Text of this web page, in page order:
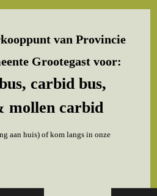
van Provincie
Grootegast voor:
carbid bus,
mollen carbid
aan huis) of kom langs in onze